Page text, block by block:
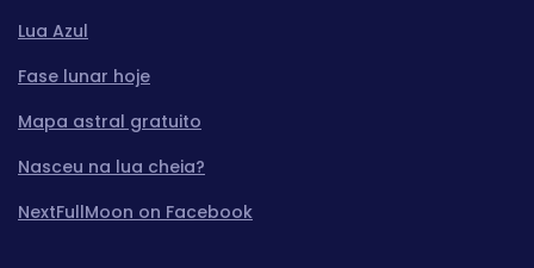
Lua Azul
Fase lunar hoje
Mapa astral gratuito
Nasceu na lua cheia?
NextFullMoon on Facebook